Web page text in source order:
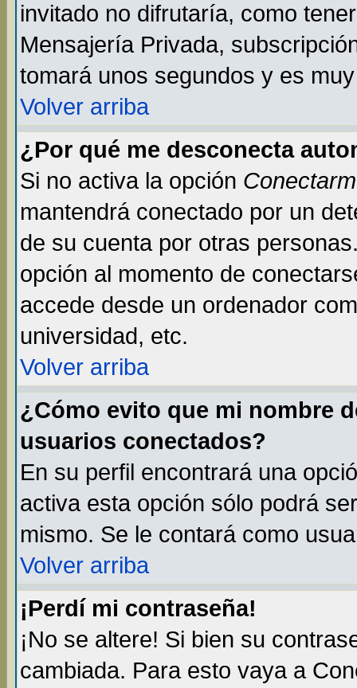
invitado no difrutaría, como
Mensajería Privada,
tomará unos segundos y es
Volver arriba
¿Por qué me desconecta
Si no activa la opción
mantendrá conectado por un
de su cuenta por otras
opción al momento de
accede desde un ordenador
universidad, etc.
Volver arriba
¿Cómo evito que mi nombre
usuarios conectados?
En su perfil encontrará una
activa esta opción sólo podrá
mismo. Se le contará como
Volver arriba
¡Perdí mi contraseña!
¡No se altere! Si bien su
cambiada. Para esto vaya a